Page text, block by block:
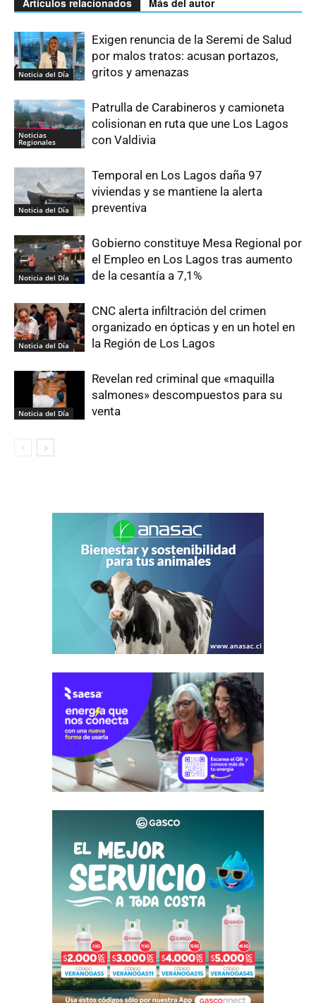
Artículos relacionados Más del autor
Noticia del Día
Exigen renuncia de la Seremi de Salud
por malos tratos: acusan portazos,
gritos y amenazas
Noticias
Regionales
Patrulla de Carabineros y camioneta
colisionan en ruta que une Los Lagos
con Valdivia
Noticia del Día
Temporal en Los Lagos daña 97
viviendas y se mantiene la alerta
preventiva
Noticia del Día
Gobierno constituye Mesa Regional por
el Empleo en Los Lagos tras aumento
de la cesantía a 7,1%
Noticia del Día
CNC alerta infiltración del crimen
organizado en ópticas y en un hotel en
la Región de Los Lagos
Noticia del Día
Revelan red criminal que «maquilla
salmones» descompuestos para su
venta